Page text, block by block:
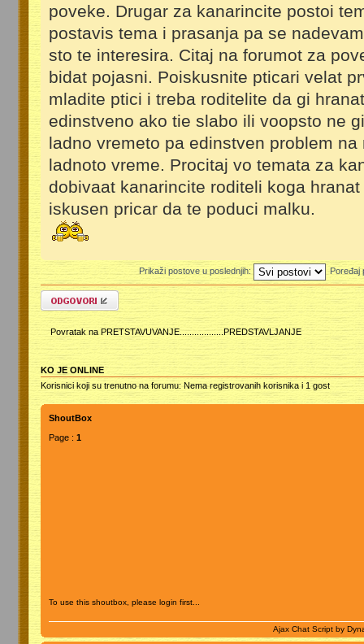
poveke. Drugar za kanarincite postoi
postavis tema i prasanja pa se
sto te interesira. Citaj na forumot za
bidat pojasni. Poiskusnite pticari velat
mladite ptici i treba roditelite da gi
edinstveno ako tie slabo ili voopsto ne
ladno vremeto pa edinstven problem
ladnoto vreme. Procitaj vo temata za
dobivaat kanarincite roditeli koga
iskusen pricar da te poduci malku.
Prikaži postove u poslednjih: Poređaj
Odgovori
Povratak na PRETSTAVUVANJE..................PREDSTAVLJANJE
KO JE ONLINE
Korisnici koji su trenutno na forumu: Nema registrovanih korisnika i 1 gost
ShoutBox
Page : 1
To use this shoutbox, please login first...
Ajax Chat Script by